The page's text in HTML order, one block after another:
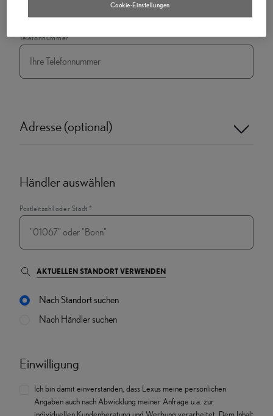
Telefonnummer
Adresse (optional)
Händler auswählen
Postleitzahl oder Stadt *
AKTUELLEN STANDORT VERWENDEN
Nach Standort suchen
Nach Händler suchen
Einwilligung
Ich bin damit einverstanden, dass Lexus meine persönlichen
Angaben auch nach Abwicklung meiner Anfrage u.a. zur
Cookie-Einstellungen